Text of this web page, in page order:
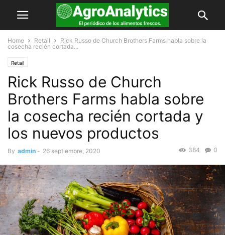
Home Retail
Rick Russo de Church Brothers Farms habla sobre la
cosecha recién cortada...
Retail
Rick Russo de Church
Brothers Farms habla sobre
la cosecha recién cortada y
los nuevos productos
By admin - 26 septiembre, 2020 0
384